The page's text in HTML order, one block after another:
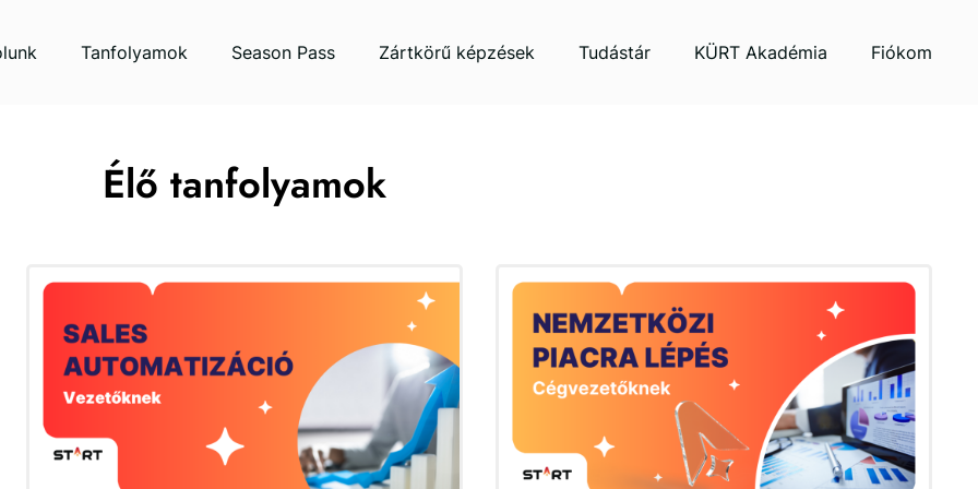
Tanfolyamok Season Pass Zártkörű képzések Tudástár KÜRT Akadémia Fiókom
Élő tanfolyamok